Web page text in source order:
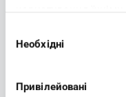
згоди
Необхідні
Привілейовані